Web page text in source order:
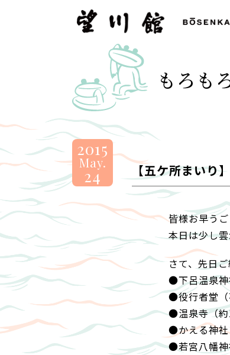
望
川
BOSENKAN
もろも
2015
May.
24 【五ケ所まいり
皆様お早うご
本日は少し
さて、先日
●下呂温泉神
●役行者堂（
●温泉寺（約
●かえる神社
●若宮八幡神